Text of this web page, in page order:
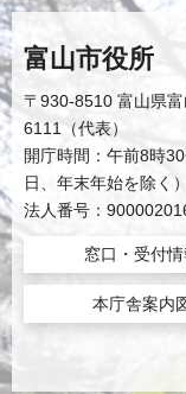
富山市役所
〒930-8510 富山県
6111（代表）
開庁時間：午前8時
日、年末年始を除く）
法人番号：
窓口・受付情
本庁舎案内